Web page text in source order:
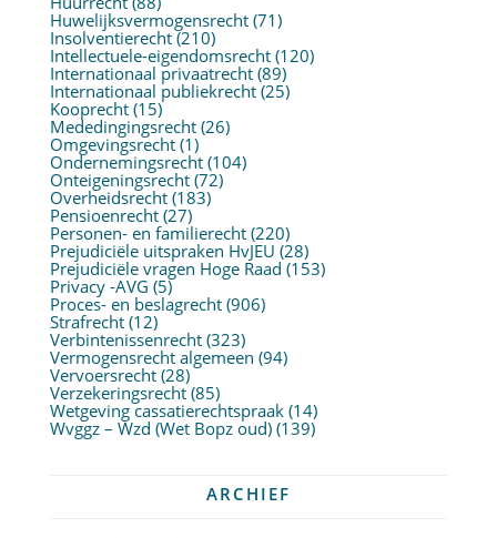
Huwelijksvermogensrecht(71)
Insolventierecht(210)
Intellectuele-eigendomsrecht(120)
Internationaal privaatrecht(89)
Internationaal publiekrecht(25)
Kooprecht(15)
Mededingingsrecht(26)
Omgevingsrecht(1)
Ondernemingsrecht(104)
Onteigeningsrecht(72)
Overheidsrecht(183)
Pensioenrecht(27)
Personen- en familierecht(220)
Prejudiciële uitspraken HvJEU (28)
Prejudiciële vragen Hoge Raad (153)
Privacy -AVG (5)
Proces- en beslagrecht(906)
Strafrecht(12)
Verbintenissenrecht(323)
Vermogensrecht algemeen (94)
Vervoersrecht(28)
Verzekeringsrecht(85)
Wetgeving cassatierechtspraak(14)
Wvggz – Wzd (Wet Bopz oud)(139)
ARCHIEF